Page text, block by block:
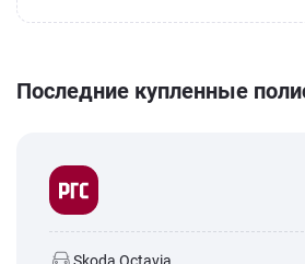
Последние купленные
Skoda Octavia